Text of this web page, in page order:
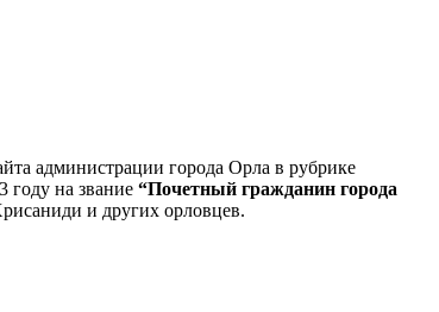
администрации города Орла в рубрике
году на звание “Почетный гражданин города
и других орловцев.